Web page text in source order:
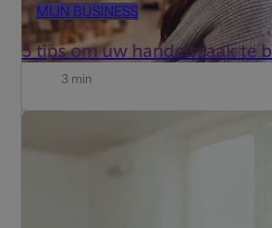
MIJN BUSINESS
5 tips om uw handelszaak te
3 min
Wilt uw winkel, boetiek, kantoor of